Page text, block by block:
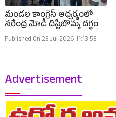
మండల కాంగ్రెస్ ఆధ్వర్యంలో
నరేంద్ర మోడీ దిష్టిబొమ్మ దగ్ధం
Published On 23 Jul 2026 11:13:53
Advertisement